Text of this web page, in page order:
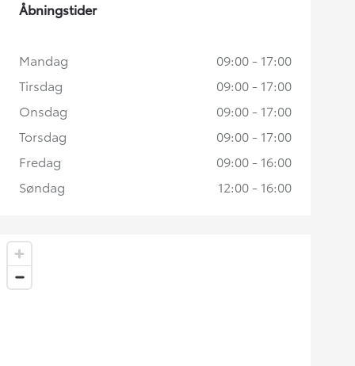
Åbningstider
Mandag
09:00 - 17:00
Tirsdag
09:00 - 17:00
Onsdag
09:00 - 17:00
Torsdag
09:00 - 17:00
Fredag
09:00 - 16:00
Søndag
12:00 - 16:00